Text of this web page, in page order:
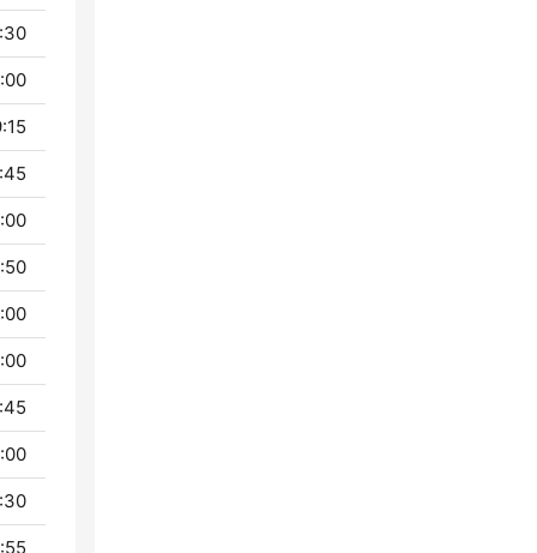
19:00
19:15
19:45
20:00
20:50
21:00
22:00
22:45
23:00
23:30
23:55
00:00